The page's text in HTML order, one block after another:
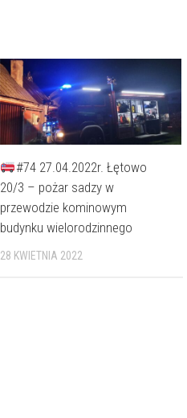
#74 27.04.2022r. Łętowo
20/3 – pożar sadzy w
przewodzie kominowym
budynku wielorodzinnego
28 KWIETNIA 2022